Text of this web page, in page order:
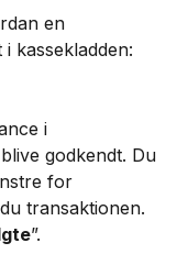
en
kassekladden:
i
godkendt. Du
for
transaktionen.
”.